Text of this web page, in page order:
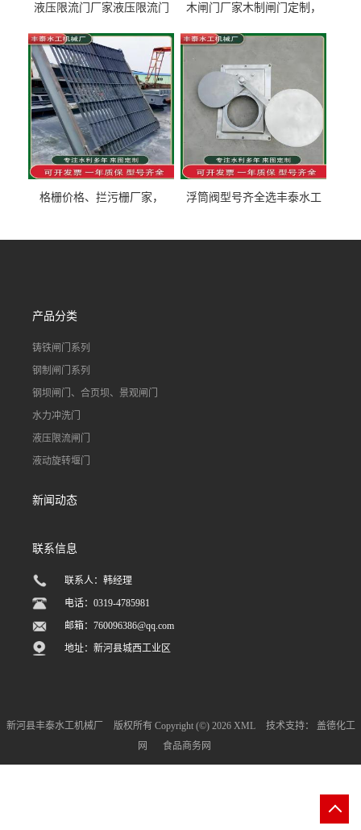
液压限流门厂家液压限流门
泰制造
木闸门厂家木制闸门定制，
型号齐全
格栅价格、拦污栅厂家，
浮筒阀型号齐全选丰泰水工
道水库电站污水处理钢制闸
产品分类
铸铁闸门系列
钢制闸门系列
钢坝闸门、合页坝、景观闸门
水力冲洗门
液压限流闸门
液动旋转堰门
新闻动态
联系信息
联系人：韩经理
电话：0319-4785981
邮箱：760096386@qq.com
地址：新河县城西工业区
新河县丰泰水工机械厂 版权所有 Copyright (©) 2026 XML 技术支持：
盖德化工
网
食品商务网